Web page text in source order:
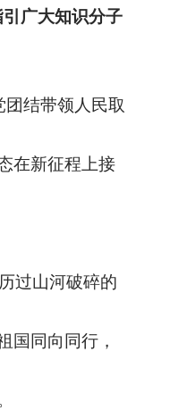
广大知识分子
结带领人民取
在新征程上接
过山河破碎的
国同向同行，